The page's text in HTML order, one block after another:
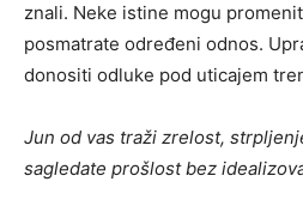
znali. Neke istine mogu
posmatrate određeni odnos.
donositi odluke pod uticajem
Jun od vas traži zrelost,
sagledate prošlost bez